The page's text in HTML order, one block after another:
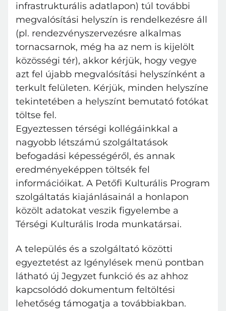
Bejelentkezés
E-mail cím
Jelszó
Elfelejtett jelszó
infrastrukturális adatlapon) túl további
megvalósítási helyszín is rendelkezésre áll
(pl. rendezvényszervezésre alkalmas
tornacsarnok, még ha az nem is kijelölt
közösségi tér), akkor kérjük, hogy vegye
azt fel újabb megvalósítási helyszínként a
terkult felületen. Kérjük, minden helyszíne
tekintetében a helyszínt bemutató fotókat
töltse fel.
Egyeztessen térségi kollégáinkkal a
nagyobb létszámú szolgáltatások
befogadási képességéről, és annak
eredményeképpen töltsék fel
információikat. A Petőfi Kulturális Program
szolgáltatás kiajánlásainál a honlapon
közölt adatokat veszik figyelembe a
Térségi Kulturális Iroda munkatársai.
A település és a szolgáltató közötti
egyeztetést az Igénylések menü pontban
látható új Jegyzet funkció és az ahhoz
kapcsolódó dokumentum feltöltési
lehetőség támogatja a továbbiakban.